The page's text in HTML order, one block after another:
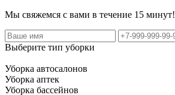
Мы свяжемся с вами в течение 15 минут!
Выберите тип уборки
Уборка автосалонов
Уборка аптек
Уборка бассейнов